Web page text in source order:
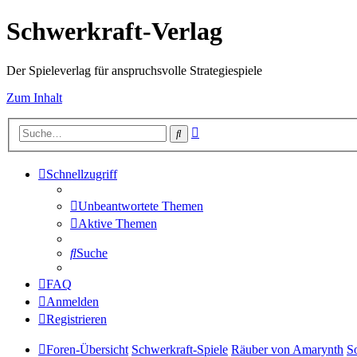
Schwerkraft-Verlag
Der Spieleverlag für anspruchsvolle Strategiespiele
Zum Inhalt
Suche
Schnellzugriff
Unbeantwortete Themen
Aktive Themen
Suche
FAQ
Anmelden
Registrieren
Foren-Übersicht Schwerkraft-Spiele Räuber von Amarynth